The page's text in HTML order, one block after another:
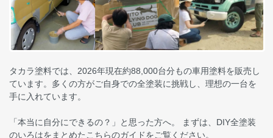
タカラ塗料では、2026年現在約88,000台分もの車用塗料を販売し
ています。多くの方がご自身での全塗装に挑戦し、理想の一台を
手に入れています。
「本当に自分にできるの？」と思った方へ。 まずは、DIY全塗装
のいろはをまとめたこちらのガイドをご覧ください。